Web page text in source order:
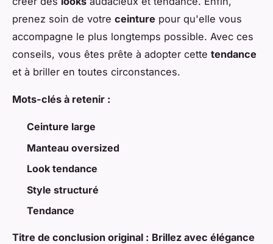
prenez soin de votre ceinture pour qu'elle vous
accompagne le plus longtemps possible. Avec ces
conseils, vous êtes prête à adopter cette tendance
et à briller en toutes circonstances.
Mots-clés à retenir :
Ceinture large
Manteau oversized
Look tendance
Style structuré
Tendance
Titre de conclusion original : Brillez avec élégance